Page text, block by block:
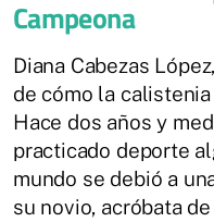
Campeona
Diana Cabezas
de cómo la
Hace dos años y
practicado deporte
mundo se debió a
su novio, acróbata